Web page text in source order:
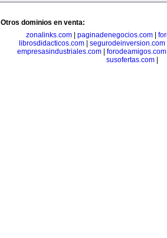
Otros dominios en venta:
zonalinks.com| paginadenegocios.com|
librosdidacticos.com| segurodeinversion.com
empresasindustriales.com| forodeamigos.com
susofertas.com